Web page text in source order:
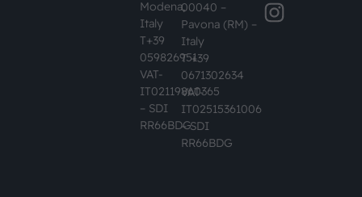
Modena,
Italy
T+39
059826951
VAT-
IT02119860365
– SDI
RR66BDG
00040 –
Pavona (RM) –
Italy
T +39
0671302634
VAT-
IT02515361006
– SDI
RR66BDG